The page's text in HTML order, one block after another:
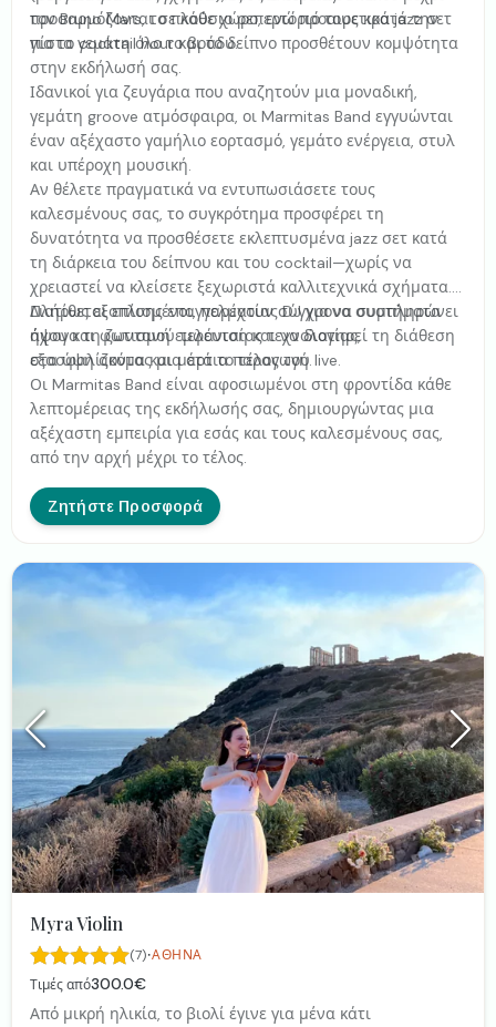
τον Bruno Mars, το πλούσιο ρεπερτόριό τους κρατά την
πίστα γεμάτη όλο το βράδυ.
προσαρμόζονται σε κάθε χώρο, ενώ προαιρετικά jazz σετ
για το cocktail hour και το δείπνο προσθέτουν κομψότητα
στην εκδήλωσή σας.
Ιδανικοί για ζευγάρια που αναζητούν μια μοναδική,
γεμάτη groove ατμόσφαιρα, οι Marmitas Band εγγυώνται
έναν αξέχαστο γαμήλιο εορτασμό, γεμάτο ενέργεια, στυλ
και υπέροχη μουσική.
Αν θέλετε πραγματικά να εντυπωσιάσετε τους
καλεσμένους σας, το συγκρότημα προσφέρει τη
δυνατότητα να προσθέσετε εκλεπτυσμένα jazz σετ κατά
τη διάρκεια του δείπνου και του cocktail—χωρίς να
χρειαστεί να κλείσετε ξεχωριστά καλλιτεχνικά σχήματα.
Διατίθεται επίσης επαγγελματίας DJ για να συμπληρώνει
άψογα τη ζωντανή εμφάνιση και να διατηρεί τη διάθεση
στα ύψη ακόμα και μετά το τέλος του live.
Πλήρως εξοπλισμένοι, παρέχουν σύγχρονα συστήματα
ήχου και φωτισμού τελευταίας τεχνολογίας,
εξασφαλίζοντας μια άρτια παραγωγή.
Οι Marmitas Band είναι αφοσιωμένοι στη φροντίδα κάθε
λεπτομέρειας της εκδήλωσής σας, δημιουργώντας μια
αξέχαστη εμπειρία για εσάς και τους καλεσμένους σας,
από την αρχή μέχρι το τέλος.
Ζητήστε Προσφορά
Myra Violin
(7)·ΑΘΉΝΑ
Τιμές από300.0€
Από μικρή ηλικία, το βιολί έγινε για μένα κάτι